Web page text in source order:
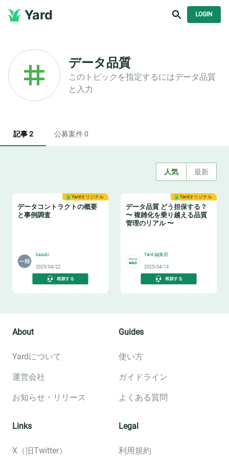
Yard LOGIN
データ品質
このトピックを指定するにはデータ品質
と入力
記事 2 公募案件 0
人気 最新
Yardオリジナル
データコントラクトの概要
と事例調査
kazuki
2025/04/22
相談する
Yardオリジナル
データ品質 どう担保する？
〜 複雑化を乗り越える品質
管理のリアル 〜
Yard 編集部
2025/04/14
相談する
About
Yardについて
運営会社
お知らせ・リリース
Guides
使い方
ガイドライン
よくある質問
Links
X（旧Twitter）
Legal
利用規約